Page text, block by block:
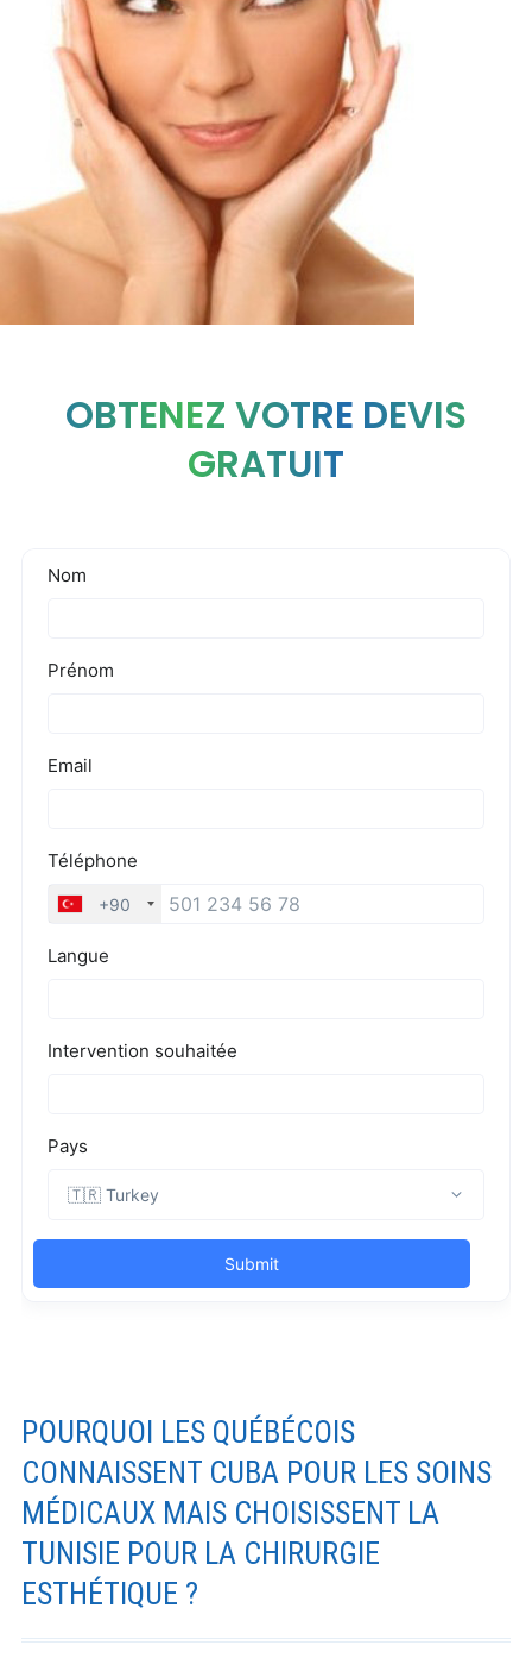
OBTENEZ VOTRE DEVIS
GRATUIT
POURQUOI LES QUÉBÉCOIS
CONNAISSENT CUBA POUR LES SOINS
MÉDICAUX MAIS CHOISISSENT LA
TUNISIE POUR LA CHIRURGIE
ESTHÉTIQUE ?